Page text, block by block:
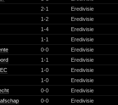
2-1
Eredivisie
1-2
Eredivisie
1-4
Eredivisie
1-1
Eredivisie
0-0
Eredivisie
1-1
Eredivisie
1-0
Eredivisie
1-0
Eredivisie
0-0
Eredivisie
0-0
Eredivisie